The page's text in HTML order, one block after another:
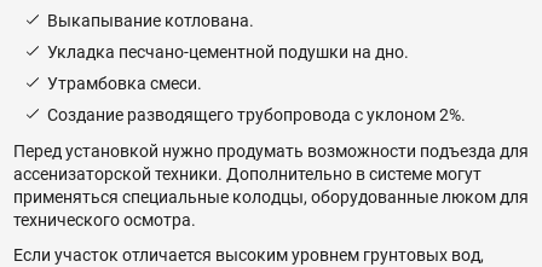
Выкапывание котлована.
Укладка песчано-цементной подушки на дно.
Утрамбовка смеси.
Создание разводящего трубопровода с уклоном 2%.
Перед установкой нужно продумать возможности подъезда для
ассенизаторской техники. Дополнительно в системе могут
применяться специальные колодцы, оборудованные люком для
технического осмотра.
Если участок отличается высоким уровнем грунтовых вод,